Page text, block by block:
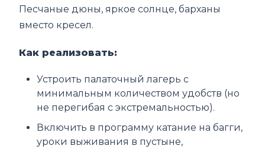
Песчаные дюны, яркое солнце, барханы
вместо кресел.
Как реализовать:
Устроить палаточный лагерь с
минимальным количеством удобств (но
не перегибая с экстремальностью).
Включить в программу катание на багги,
уроки выживания в пустыне,